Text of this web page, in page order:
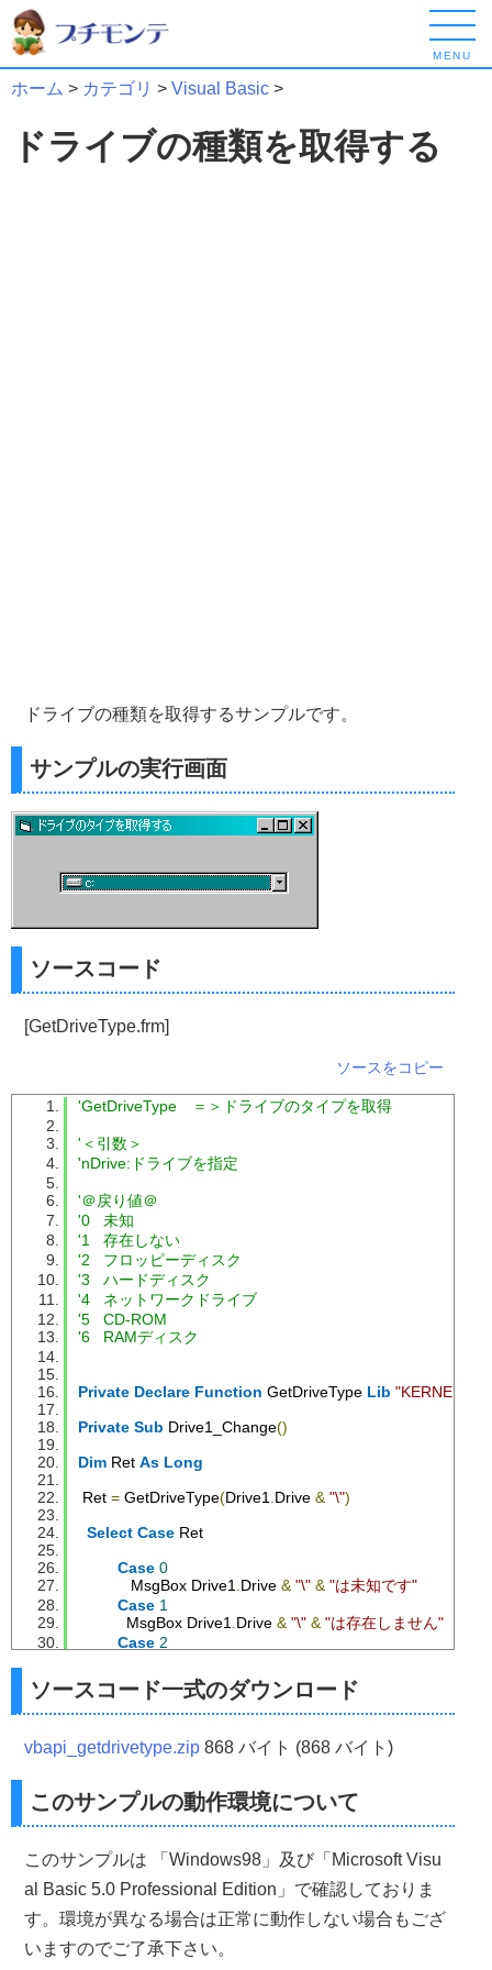
MENU
ホーム > カテゴリ > Visual Basic >
ドライブの種類を取得する
ドライブの種類を取得するサンプルです。
サンプルの実行画面
ソースコード
[GetDriveType.frm]
ソースをコピー
'GetDriveType　＝＞ドライブのタイプを取得
'＜引数＞
'nDrive:ドライブを指定
'＠戻り値＠
'0   未知
'1   存在しない
'2   フロッピーディスク
'3   ハードディスク
'4   ネットワークドライブ
'5   CD-ROM
'6   RAMディスク
Private Declare Function GetDriveType Lib "KERNEL32"
Private Sub Drive1_Change()
Dim Ret As Long
Ret = GetDriveType(Drive1.Drive & "\")
Select Case Ret
Case 0
            MsgBox Drive1
.Drive & "\" & "は未知です"
Case 1
           MsgBox Drive1
.Drive & "\" & "は存在しません"
Case 2
Case 3
             MsgBox Drive1
.Drive & "\"
"はハードディスクで
Case 4
Case 5
Case
6
             MsgBox Drive1
.Drive & "\" & "はRAMディスクです"
End Select
End Sub
ソースコード一式のダウンロード
vbapi_getdrivetype.zip 868 バイト (868 バイト)
このサンプルの動作環境について
このサンプルは 「Windows98」及び「Microsoft Visu
al Basic 5.0 Professional Edition」で確認しておりま
す。環境が異なる場合は正常に動作しない場合もござ
いますのでご了承下さい。